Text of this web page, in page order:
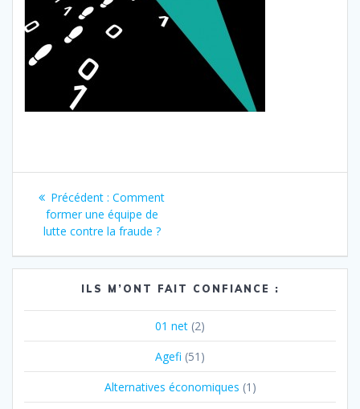
Navigation
l’article
Précédent : Article
précédent
:
Comment
former une équipe de
lutte contre la fraude ?
ILS M’ONT FAIT CONFIANCE :
01 net (2)
Agefi (51)
Alternatives économiques (1)